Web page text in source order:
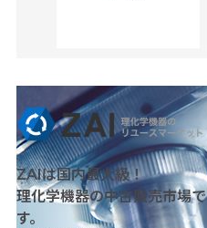
ZAIは国内最大級！
理化学機器の中古販売市場で
す。